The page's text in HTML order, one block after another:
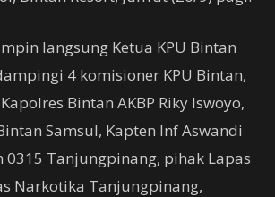
langsung Ketua KPU Bintan
4 komisioner KPU Bintan,
Bintan AKBP Riky Iswoyo,
Samsul, Kapten Inf Aswandi
0315 Tanjungpinang, pihak Lapas
Narkotika Tanjungpinang,